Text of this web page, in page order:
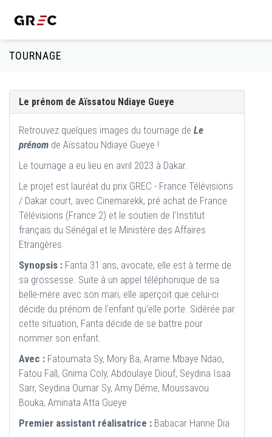
TOURNAGE
Le prénom de Aïssatou Ndiaye Gueye
Retrouvez quelques images du tournage de Le
prénom de Aïssatou Ndiaye Gueye !
Le tournage a eu lieu en avril 2023 à Dakar.
Le projet est lauréat du prix GREC - France Télévisions
/ Dakar court, avec Cinemarekk, pré achat de France
Télévisions (France 2) et le soutien de l'Institut
français du Sénégal et le Ministère des Affaires
Etrangères
Synopsis : Fanta 31 ans, avocate, elle est à terme de
sa grossesse. Suite à un appel téléphonique de sa
belle-mère avec son mari, elle aperçoit que celui-ci
décide du prénom de l'enfant qu'elle porte. Sidérée par
cette situation, Fanta décide de se battre pour
nommer son enfant.
Avec : Fatoumata Sy, Mory Ba, Arame Mbaye Ndao,
Fatou Fall, Gnima Coly, Abdoulaye Diouf, Seydina Isaa
Sarr, Seydina Oumar Sy, Amy Déme, Moussavou
Bouka, Aminata Atta Gueye
Premier assistant réalisatrice : Babacar Hanne Dia